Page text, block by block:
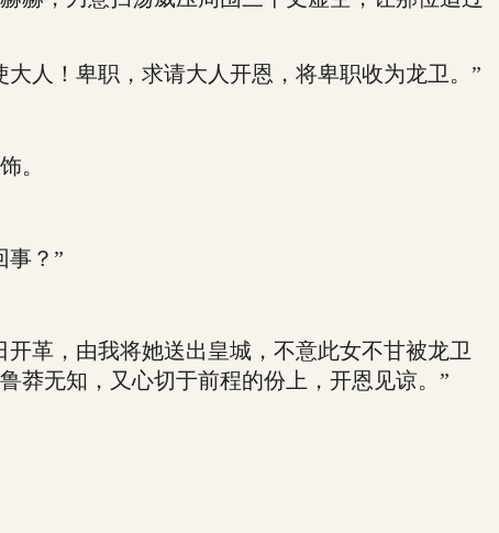
人！卑职，求请大人开恩，将卑职收为龙卫。”
。
？”
革，由我将她送出皇城，不意此女不甘被龙卫
莽无知，又心切于前程的份上，开恩见谅。”